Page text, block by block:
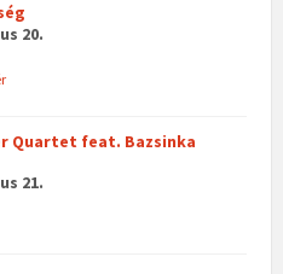
20.
Quartet feat. Bazsinka
21.